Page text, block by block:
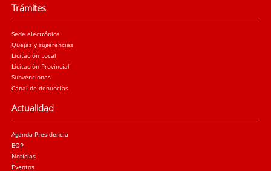
Trámites
Sede electrónica
Quejas y sugerencias
Licitación Local
Licitación Provincial
Subvenciones
Canal de denuncias
Actualidad
Agenda Presidencia
BOP
Noticias
Eventos